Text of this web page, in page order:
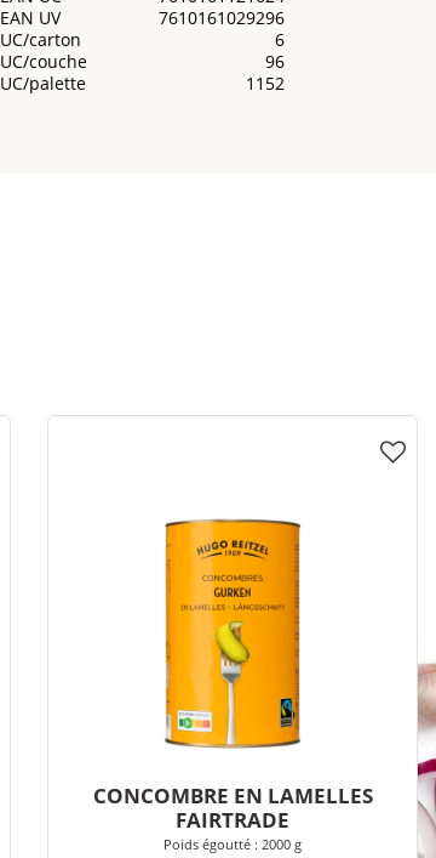
EAN UV
7610161029296
UC/carton
6
UC/couche
96
UC/palette
1152
CONCOMBRE EN LAMELLES
FAIRTRADE
Poids égoutté : 2000 g